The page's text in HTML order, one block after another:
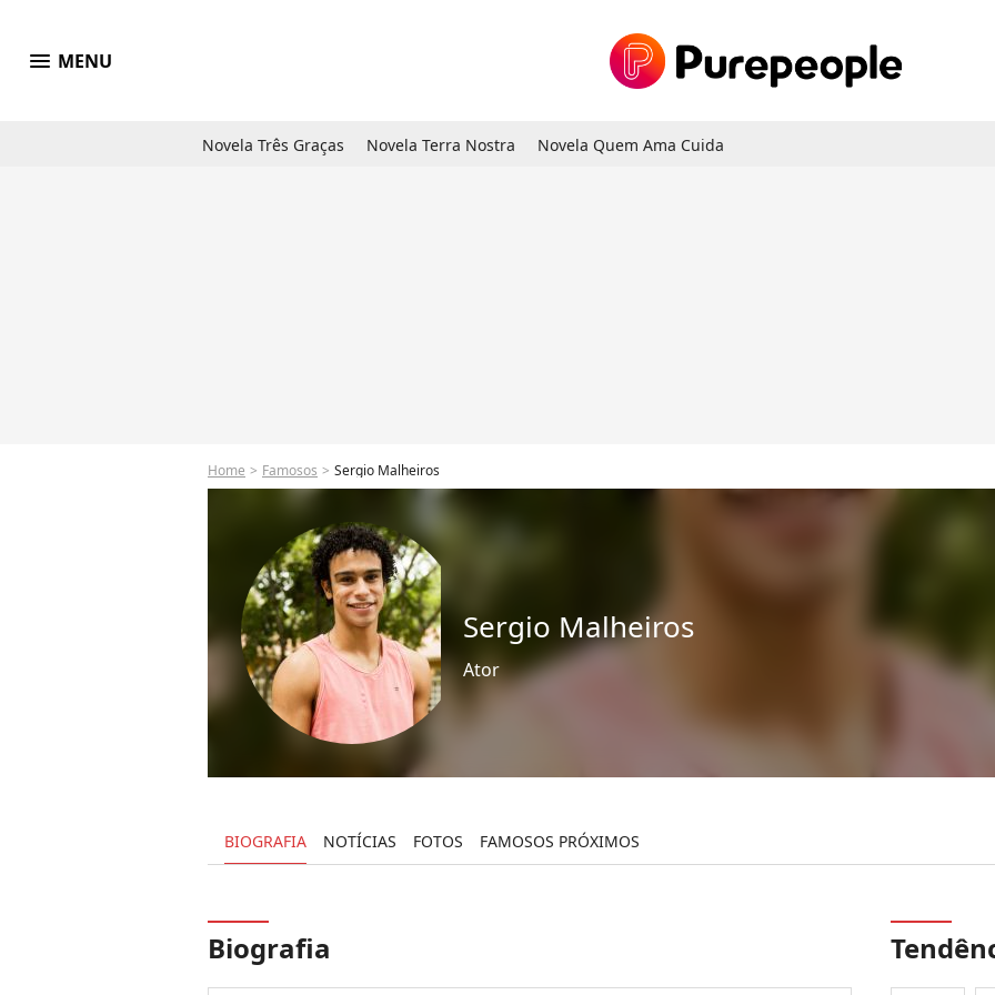
menu MENU
Novela Três Graças Novela Terra Nostra Novela Quem Ama Cuida
Home Famosos Sergio Malheiros
Sergio Malheiros
Ator
BIOGRAFIA NOTÍCIAS FOTOS FAMOSOS PRÓXIMOS
Biografia